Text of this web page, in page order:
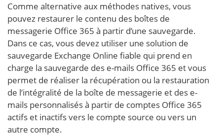
Comme alternative aux méthodes natives, vous
pouvez restaurer le contenu des boîtes de
messagerie Office 365 à partir d’une sauvegarde.
Dans ce cas, vous devez utiliser une solution de
sauvegarde Exchange Online fiable qui prend en
charge la sauvegarde des e-mails Office 365 et vous
permet de réaliser la récupération ou la restauration
de l’intégralité de la boîte de messagerie et des e-
mails personnalisés à partir de comptes Office 365
actifs et inactifs vers le compte source ou vers un
autre compte.